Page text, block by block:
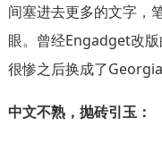
间塞进去更多的文字，
眼。曾经Engadget改
很惨之后换成了Georgia
中文不熟，抛砖引玉：